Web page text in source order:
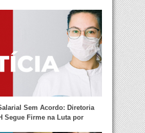
Sem Acordo: Diretoria
Segue Firme na Luta por